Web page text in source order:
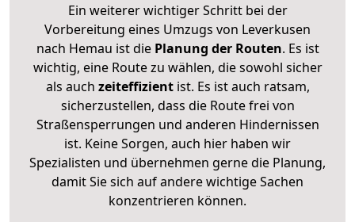
Ein weiterer wichtiger Schritt bei der
Vorbereitung eines Umzugs von Leverkusen
nach Hemau ist diePlanung der Routen. Es ist
wichtig, eine Route zu wählen, die sowohl sicher
als auch zeiteffizientist. Es ist auch ratsam,
sicherzustellen, dass die Route frei von
Straßensperrungen und anderen Hindernissen
ist. Keine Sorgen, auch hier haben wir
Spezialisten und übernehmen gerne die Planung,
damit Sie sich auf andere wichtige Sachen
konzentrieren können.